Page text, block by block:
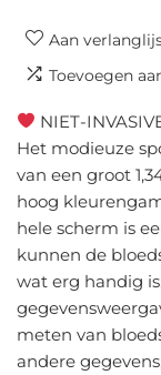
Aan
Toevoegen
NIET-
Het modieuze
van een groot
hoog
hele scherm is
kunnen de
wat erg handig
meten van
andere